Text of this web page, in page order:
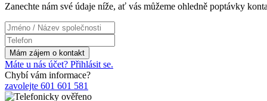
Zanechte nám své údaje níže, ať vás můžeme ohledně poptávky
Máte u nás účet? Přihlásit se.
Chybí vám informace?
zavolejte 601 601 581